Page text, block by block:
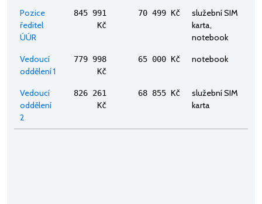
Pozice
ředitel
ÚÚR
845 991
Kč
70 499 Kč
služební SIM
karta,
notebook
Vedoucí
oddělení 1
779 998
Kč
65 000 Kč notebook
Vedoucí
oddělení
2
826 261
Kč
68 855 Kč
služební SIM
karta